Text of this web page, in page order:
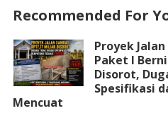
Recommended For
Proyek
Paket I
Disorot,
Spesifikasi
Mencuat